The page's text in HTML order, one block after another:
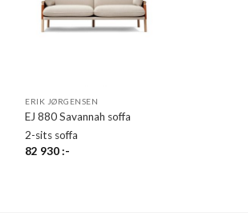
ERIK JØRGENSEN
EJ 880 Savannah soffa
2-sits soffa
82 930:-